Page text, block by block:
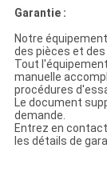
Garantie :
Notre
des pièces et
Tout
manuelle
procédures
Le document
demande.
Entrez en
les détails de